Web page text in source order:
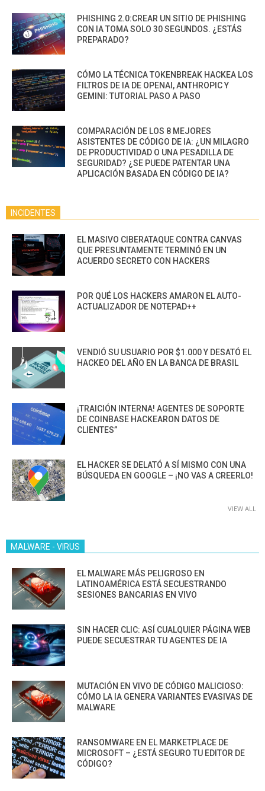
PHISHING 2.0:CREAR UN SITIO DE PHISHING
CON IA TOMA SOLO 30 SEGUNDOS. ¿ESTÁS
PREPARADO?
CÓMO LA TÉCNICA TOKENBREAK HACKEA LOS
FILTROS DE IA DE OPENAI, ANTHROPIC Y
GEMINI: TUTORIAL PASO A PASO
COMPARACIÓN DE LOS 8 MEJORES
ASISTENTES DE CÓDIGO DE IA: ¿UN MILAGRO
DE PRODUCTIVIDAD O UNA PESADILLA DE
SEGURIDAD? ¿SE PUEDE PATENTAR UNA
APLICACIÓN BASADA EN CÓDIGO DE IA?
INCIDENTES
EL MASIVO CIBERATAQUE CONTRA CANVAS
QUE PRESUNTAMENTE TERMINÓ EN UN
ACUERDO SECRETO CON HACKERS
POR QUÉ LOS HACKERS AMARON EL AUTO-
ACTUALIZADOR DE NOTEPAD++
VENDIÓ SU USUARIO POR $1.000 Y DESATÓ EL
HACKEO DEL AÑO EN LA BANCA DE BRASIL
¡TRAICIÓN INTERNA! AGENTES DE SOPORTE
DE COINBASE HACKEARON DATOS DE
CLIENTES”
EL HACKER SE DELATÓ A SÍ MISMO CON UNA
BÚSQUEDA EN GOOGLE – ¡NO VAS A CREERLO!
VIEW ALL
MALWARE - VIRUS
EL MALWARE MÁS PELIGROSO EN
LATINOAMÉRICA ESTÁ SECUESTRANDO
SESIONES BANCARIAS EN VIVO
SIN HACER CLIC: ASÍ CUALQUIER PÁGINA WEB
PUEDE SECUESTRAR TU AGENTES DE IA
MUTACIÓN EN VIVO DE CÓDIGO MALICIOSO:
CÓMO LA IA GENERA VARIANTES EVASIVAS DE
MALWARE
RANSOMWARE EN EL MARKETPLACE DE
MICROSOFT – ¿ESTÁ SEGURO TU EDITOR DE
CÓDIGO?